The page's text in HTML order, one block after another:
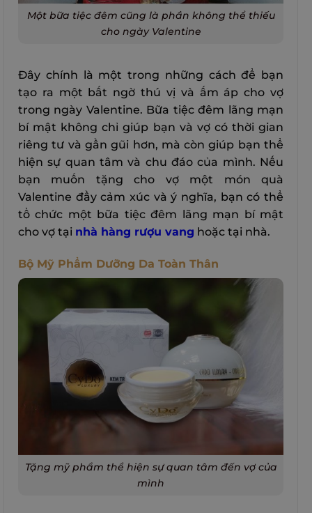
Một bữa tiệc đêm cũng là phần không thể thiếu
cho ngày Valentine
Đây chính là một trong những cách để bạn
tạo ra một bất ngờ thú vị và ấm áp cho vợ
trong ngày Valentine. Bữa tiệc đêm lãng mạn
bí mật không chỉ giúp bạn và vợ có thời gian
riêng tư và gần gũi hơn, mà còn giúp bạn thể
hiện sự quan tâm và chu đáo của mình. Nếu
bạn muốn tặng cho vợ một món quà
Valentine đầy cảm xúc và ý nghĩa, bạn có thể
tổ chức một bữa tiệc đêm lãng mạn bí mật
cho vợ tại nhà hàng rượu vang hoặc tại nhà.
Bộ Mỹ Phẩm Dưỡng Da Toàn Thân
Tặng mỹ phẩm thể hiện sự quan tâm đến vợ của
mình